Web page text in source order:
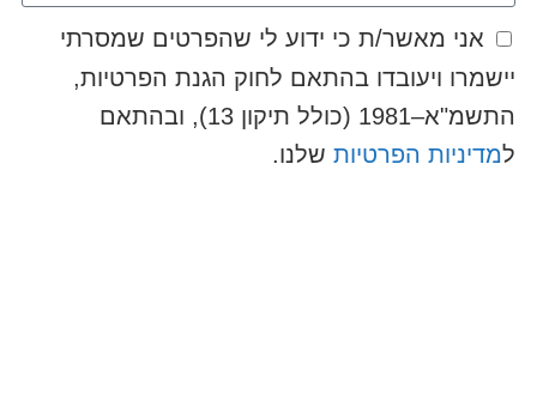
אני מאשר/ת כי ידוע לי שהפרטים שמסרתי
יישמרו ויעובדו בהתאם לחוק הגנת הפרטיות,
התשמ"א–1981 (כולל תיקון 13), ובהתאם
למדיניות הפרטיותשלנו.